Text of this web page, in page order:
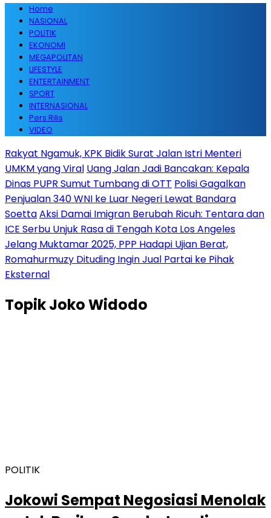
Home
NASIONAL
POLITIK
EKONOMI
MEGAPOLITAN
LIFESTYLE
ENTERTAINMENT
SPORT
INTERNASIONAL
Pers Rilis
VIDEO
Rakyat Ngamuk, KPK Bidik Surat Jalan Istri Menteri
UMKM yang Viral Uang Jalan Jadi Bancakan: Kepala
Dinas PUPR Sumut Tumbang di OTT Polisi Gagalkan
Penjualan 340 WNI ke Luar Negeri Lewat Bandara
SoettaAksi Damai Imigran Berubah Ricuh: Tentara dan
ICE Serbu Unjuk Rasa di Tengah Kota Los Angeles
Jelang Muktamar 2025, PPP Hadapi Ujian Berat,
Romahurmuzy Dituding Ingin Jual Partai ke Pihak
Eksternal
TopikJoko Widodo
POLITIK
Jokowi Sempat Negosiasi Menolak